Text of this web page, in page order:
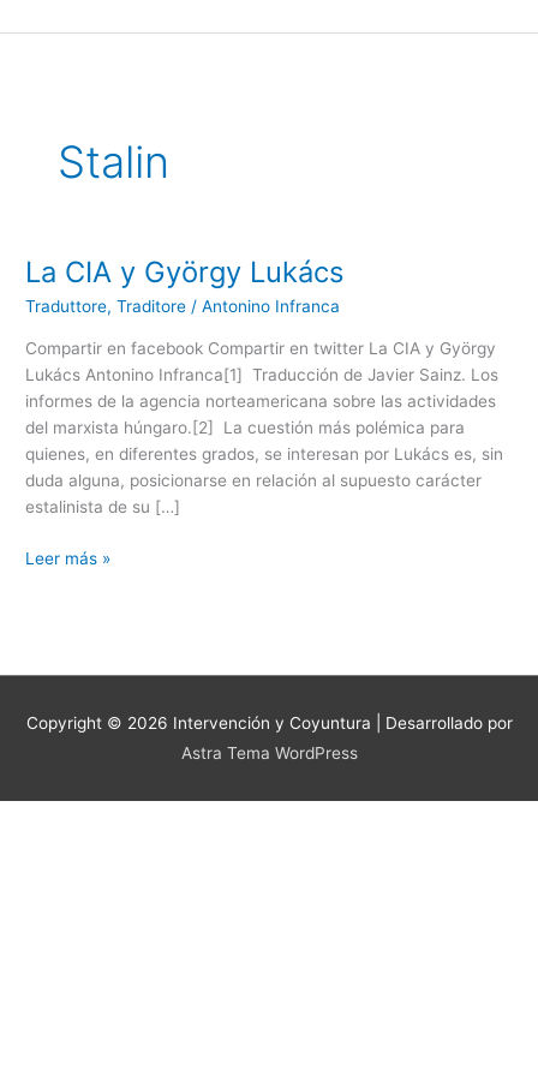
al
Stalin
La CIA y György Lukács
Traduttore, Traditore /Antonino Infranca
Compartir en facebook Compartir en twitter La CIA y György
Lukács Antonino Infranca[1] Traducción de Javier Sainz. Los
informes de la agencia norteamericana sobre las actividades
del marxista húngaro.[2] La cuestión más polémica para
quienes, en diferentes grados, se interesan por Lukács es, sin
duda alguna, posicionarse en relación al supuesto carácter
estalinista de su […]
La
György
Lukács
Leer más »
Copyright © 2026 Intervención y Coyuntura | Desarrollado por
Astra Tema WordPress